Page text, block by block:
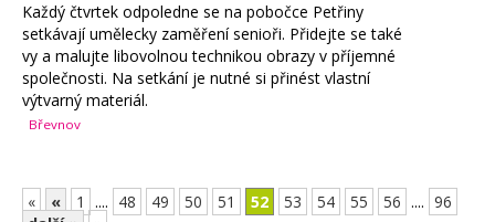
Každý čtvrtek odpoledne se na pobočce Petřiny
setkávají umělecky zaměření senioři. Přidejte se také
vy a malujte libovolnou technikou obrazy v příjemné
společnosti. Na setkání je nutné si přinést vlastní
výtvarný materiál.
Břevnov
« « 1 .... 48 49 50 51 52 53 54 55 56 .... 96